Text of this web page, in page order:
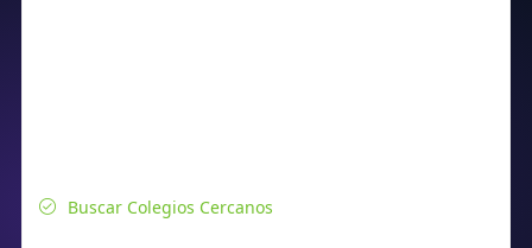
Buscar Colegios Cercanos